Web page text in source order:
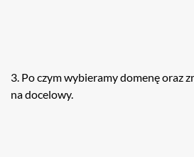
3. Po czym wybieramy domenę oraz
na docelowy.